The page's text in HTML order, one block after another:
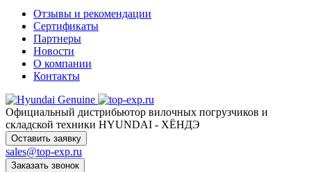
Отзывы и рекомендации
Сертификаты
Партнеры
Новости
О компании
Контакты
Официальный дистрибьютор вилочных погрузчиков и
складской техники HYUNDAI - ХЁНДЭ
Оставить заявку
sales@top-exp.ru
Заказать звонок